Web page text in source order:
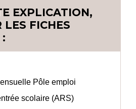
EXPLICATION,
LES FICHES
Pôle emploi
scolaire (ARS)